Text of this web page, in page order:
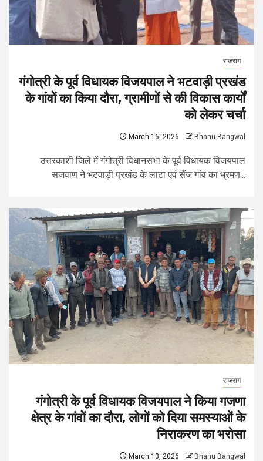
राजराग
गंगोत्री के पूर्व विधायक विजयपाल ने भटवाड़ी प्रखंड
के गांवों का किया दौरा, ग्रामीणों से की विकास कार्यों
को लेकर चर्चा
March 16, 2026 Bhanu Bangwal
उत्तरकाशी जिले में गंगोत्री विधानसभा के पूर्व विधायक विजयपाल
सजवाण ने भटवाड़ी प्रखंड के लाटा एवं सैंज गांव का भ्रमण...
राजराग
गंगोत्री के पूर्व विधायक विजयपाल ने किया गजणा
क्षेत्र के गांवों का दौरा, लोगों को दिया समस्याओं के
निराकरण का भरोसा
March 13, 2026 Bhanu Bangwal